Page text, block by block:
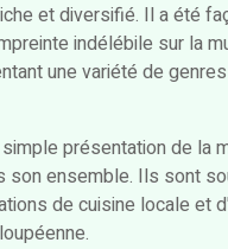
et diversifié. Il a été
indélébile sur la
une variété de
présentation de la
son ensemble. Ils sont
de cuisine locale